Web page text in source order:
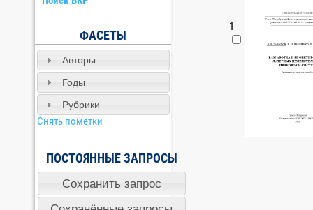
ФАСЕТЫ
Авторы
Годы
Рубрики
Снять пометки
ПОСТОЯННЫЕ ЗАПРОСЫ
1